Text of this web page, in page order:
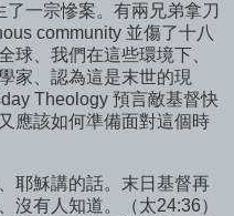
一宗慘案。有兩兄弟拿刀
community 並傷了十八
球、我們在這些環境下、
家、認為這是末世的現
Theology 預言敵基督快
應該如何準備面對這個時
耶穌講的話。末日基督再
沒有人知道。（太24:36）